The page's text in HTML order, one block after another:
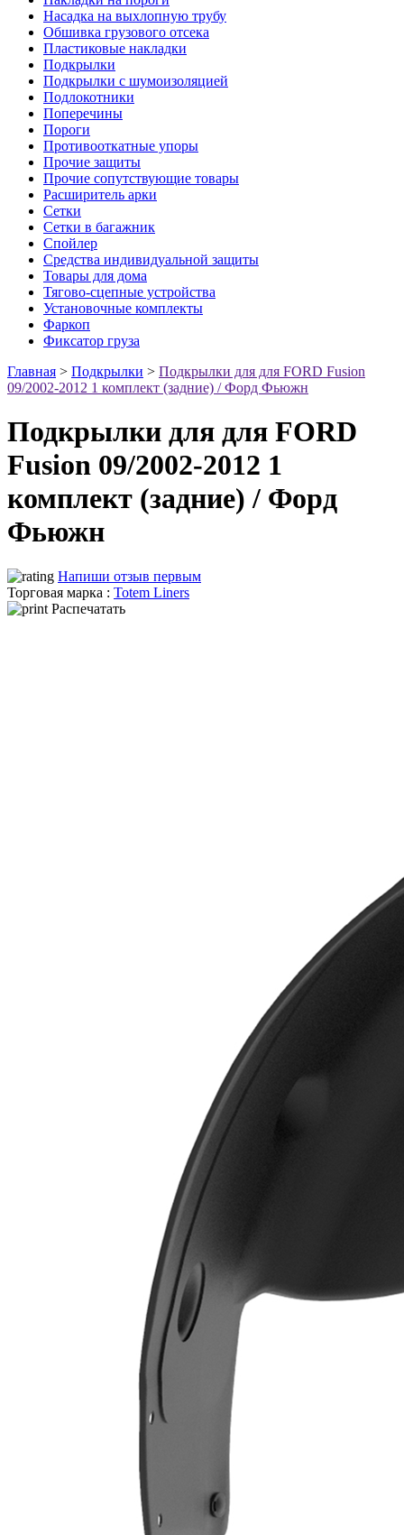
Насадка на выхлопную трубу
Обшивка грузового отсека
Пластиковые накладки
Подкрылки
Подкрылки с шумоизоляцией
Подлокотники
Поперечины
Пороги
Противооткатные упоры
Прочие защиты
Прочие сопутствующие товары
Расширитель арки
Сетки
Сетки в багажник
Спойлер
Средства индивидуальной защиты
Товары для дома
Тягово-сцепные устройства
Установочные комплекты
Фаркоп
Фиксатор груза
Главная > Подкрылки > Подкрылки для для FORD Fusion
09/2002-2012 1 комплект (задние) / Форд Фьюжн
Подкрылки для для FORD
Fusion 09/2002-2012 1
комплект (задние) / Форд
Фьюжн
Напиши отзыв первым
Торговая марка : Totem Liners
Распечатать